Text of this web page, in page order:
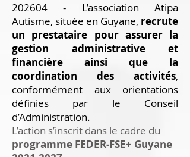
202604 - L’association Atipa
Autisme, située en Guyane, recrute
un prestataire pour assurer la
gestion administrative et
financière ainsi que la
coordination des activités,
conformément aux orientations
définies par le Conseil
d’Administration.
L’action s’inscrit dans le cadre du
programme FEDER-FSE+ Guyane